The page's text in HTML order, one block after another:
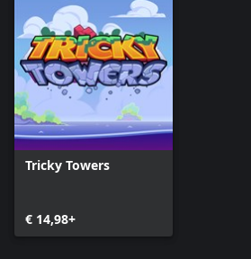
Tricky Towers
€ 14,98+